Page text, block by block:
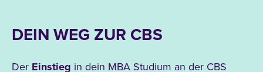
DEIN WEG ZUR CBS
Der Einstieg in dein MBA Studium an der CBS